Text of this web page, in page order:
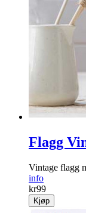
Flagg
Vintage flagg
info
kr99
Kjøp